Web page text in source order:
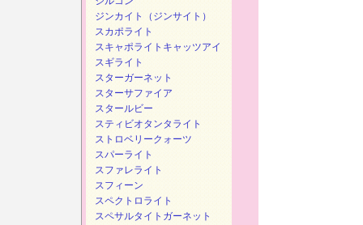
ジンカイト（ジンサイト）
スカポライト
スキャポライトキャッツアイ
スギライト
スターガーネット
スターサファイア
スタールビー
スティビオタンタライト
ストロベリークォーツ
スパーライト
スファレライト
スフィーン
スペクトロライト
スペサルタイトガーネット